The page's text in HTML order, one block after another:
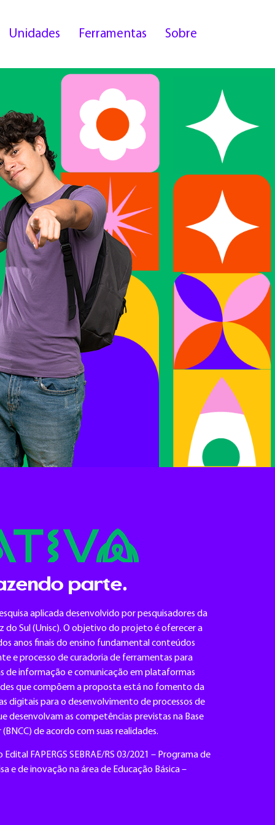
Unidades Ferramentas Sobre
parte.
aplicada desenvolvido por pesquisadores da
do Sul (Unisc). O objetivo do projeto é oferecer a
anos finais do ensino fundamental conteúdos
e processo de curadoria de ferramentas para
de informação e comunicação em plataformas
que compõem a proposta está no fomento da
digitais para o desenvolvimento de processos de
desenvolvam as competências previstas na Base
de acordo com suas realidades.
FAPERGS SEBRAE/RS 03/2021 – Programa de
e de inovação na área de Educação Básica –